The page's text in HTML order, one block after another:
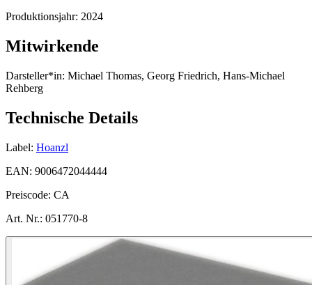
Produktionsjahr: 2024
Mitwirkende
Darsteller*in: Michael Thomas, Georg Friedrich, Hans-Michael
Rehberg
Technische Details
Label: Hoanzl
EAN: 9006472044444
Preiscode: CA
Art. Nr.: 051770-8